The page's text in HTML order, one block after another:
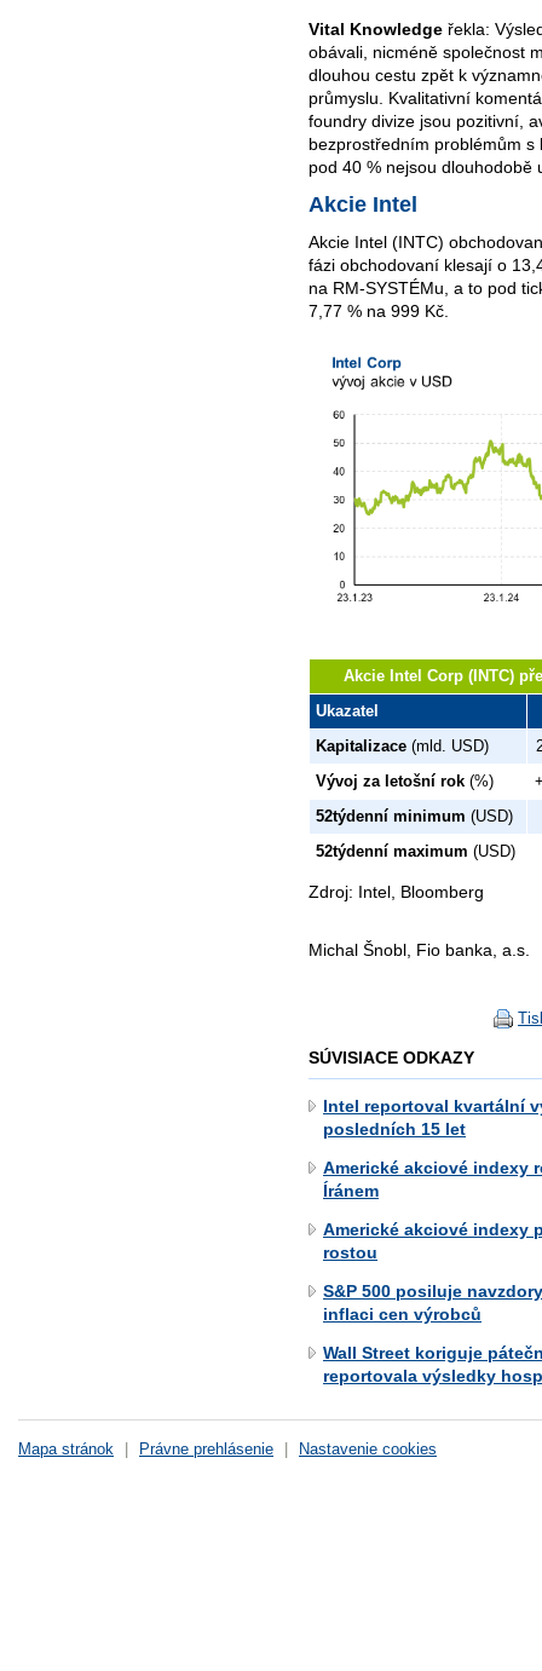
Vital Knowledge řekla:
obávali, nicméně společnost
dlouhou cestu zpět k
průmyslu. Kvalitativní
foundry divize jsou pozitivní,
bezprostředním problémům
pod 40 % nejsou dlouhodobě
Akcie Intel
Akcie Intel (INTC)
fázi obchodovaní klesají o
na RM-SYSTÉMu, a to pod
7,77 % na 999 Kč.
Akcie Intel Corp (INTC)
Ukazatel
Kapitalizace (mld. USD)
Vývoj za letošní rok (%)
52týdenní minimum (USD)
52týdenní maximum (USD)
Zdroj: Intel, Bloomberg
Michal Šnobl, Fio banka, a.s.
SÚVISIACE ODKAZY
Intel reportoval kvartální
posledních 15 let
Americké akciové indexy
Íránem
Americké akciové indexy
rostou
S&P 500 posiluje
inflaci cen výrobců
Wall Street koriguje
reportovala výsledky
Mapa stránok | Právne prehlásenie | Nastavenie cookies